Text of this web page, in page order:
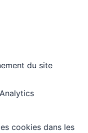
du site
cookies dans les